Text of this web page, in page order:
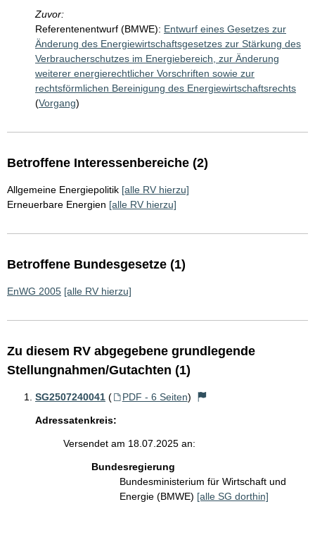
Zuvor:
Referentenentwurf (BMWE): Entwurf eines Gesetzes zur
Änderung des Energiewirtschaftsgesetzes zur Stärkung des
Verbraucherschutzes im Energiebereich, zur Änderung
weiterer energierechtlicher Vorschriften sowie zur
rechtsförmlichen Bereinigung des Energiewirtschaftsrechts
(Vorgang)
Betroffene Interessenbereiche (2)
Allgemeine Energiepolitik [alle RV hierzu]
Erneuerbare Energien [alle RV hierzu]
Betroffene Bundesgesetze (1)
EnWG 2005 [alle RV hierzu]
Zu diesem RV abgegebene grundlegende
Stellungnahmen/Gutachten (1)
SG2507240041 ( PDF - 6 Seiten)
Adressatenkreis:
Versendet am 18.07.2025 an:
Bundesregierung
Bundesministerium für Wirtschaft und
Energie (BMWE) [alle SG dorthin]